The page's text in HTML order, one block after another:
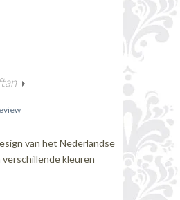
van het Nederlandse
verschillende kleuren